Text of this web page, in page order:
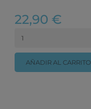
22,90 €
AÑADIR AL CARRITO